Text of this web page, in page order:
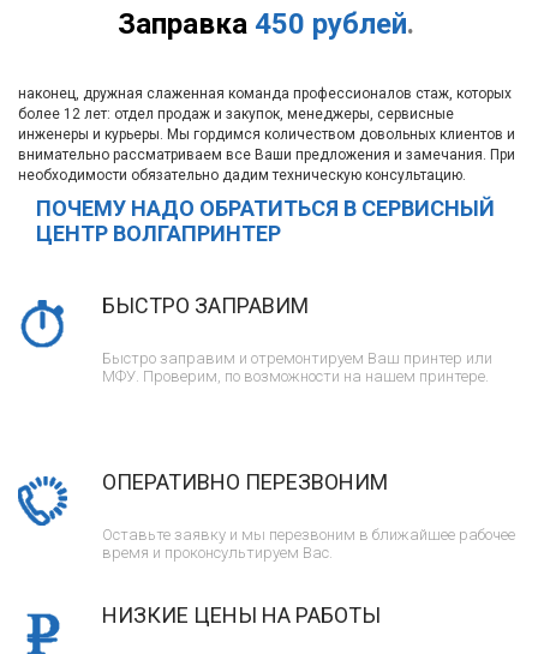
Заправка 450 рублей.
наконец, дружная слаженная команда профессионалов стаж, которых
более 12 лет: отдел продаж и закупок, менеджеры, сервисные
инженеры и курьеры. Мы гордимся количеством довольных клиентов и
внимательно рассматриваем все Ваши предложения и замечания. При
необходимости обязательно дадим техническую консультацию.
ПОЧЕМУ НАДО ОБРАТИТЬСЯ В СЕРВИСНЫЙ
ЦЕНТР ВОЛГАПРИНТЕР
БЫСТРО ЗАПРАВИМ
Быстро заправим и отремонтируем Ваш принтер или
МФУ. Проверим, по возможности на нашем принтере.
ОПЕРАТИВНО ПЕРЕЗВОНИМ
Оставьте заявку и мы перезвоним в ближайшее рабочее
время и проконсультируем Вас.
НИЗКИЕ ЦЕНЫ НА РАБОТЫ